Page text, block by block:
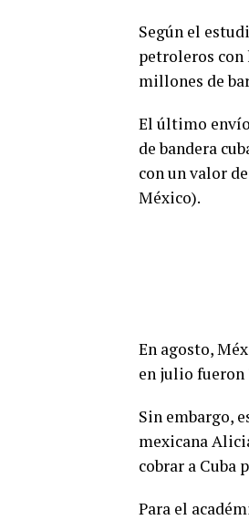
Según el
petroleros con
millones de
El último
de bandera
con un valor
México).
En agosto,
en julio fueron
Sin embargo,
mexicana
cobrar a Cuba
Para el